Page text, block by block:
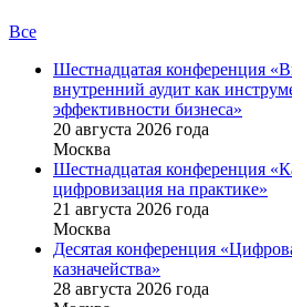
Все
Шестнадцатая конференция
внутренний аудит как
эффективности бизнеса»
20 августа 2026 года
Москва
Шестнадцатая конференция
цифровизация на практике»
21 августа 2026 года
Москва
Десятая конференция
казначейства»
28 августа 2026 года